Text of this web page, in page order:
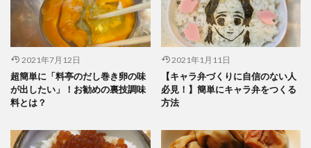
2021年7月12日
超簡単に「料亭のだし巻き卵の味
が出したい」！お勧めの裏技調味
料とは？
2021年1月11日
【キャラ弁づくりに自信のない人
必見！】簡単にキャラ弁をつくる
方法